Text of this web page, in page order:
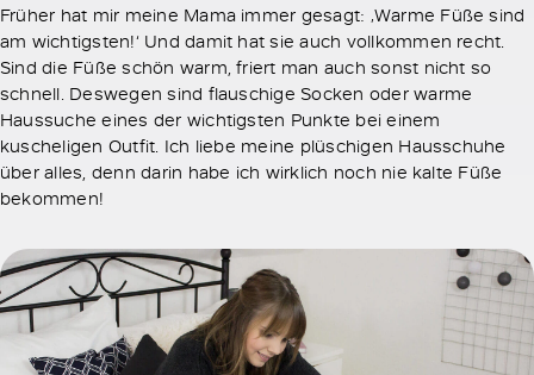
Früher hat mir meine Mama immer gesagt: ‚Warme Füße sind
am wichtigsten!‘ Und damit hat sie auch vollkommen recht.
Sind die Füße schön warm, friert man auch sonst nicht so
schnell. Deswegen sind flauschige Socken oder warme
Haussuche eines der wichtigsten Punkte bei einem
kuscheligen Outfit. Ich liebe meine plüschigen Hausschuhe
über alles, denn darin habe ich wirklich noch nie kalte Füße
bekommen!